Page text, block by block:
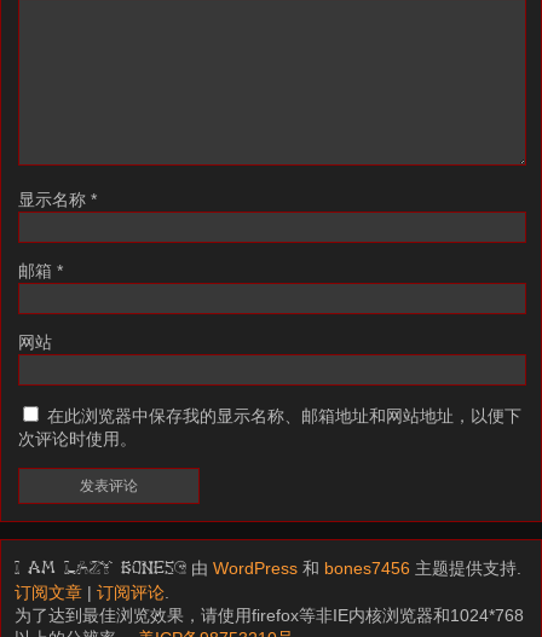
显示名称 *
邮箱 *
网站
在此浏览器中保存我的显示名称、邮箱地址和网站地址，以便下
次评论时使用。
I am LAZY bones? 由WordPress 和 bones7456 主题提供支持.
订阅文章 |订阅评论
为了达到最佳浏览效果，请使用firefox等非IE内核浏览器和1024*768